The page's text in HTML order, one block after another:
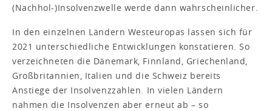
(Nachhol-)Insolvenzwelle werde dann wahrscheinlicher.
In den einzelnen Ländern Westeuropas lassen sich für
2021 unterschiedliche Entwicklungen konstatieren. So
verzeichneten die Dänemark, Finnland, Griechenland,
Großbritannien, Italien und die Schweiz bereits
Anstiege der Insolvenzzahlen. In vielen Ländern
nahmen die Insolvenzen aber erneut ab – so